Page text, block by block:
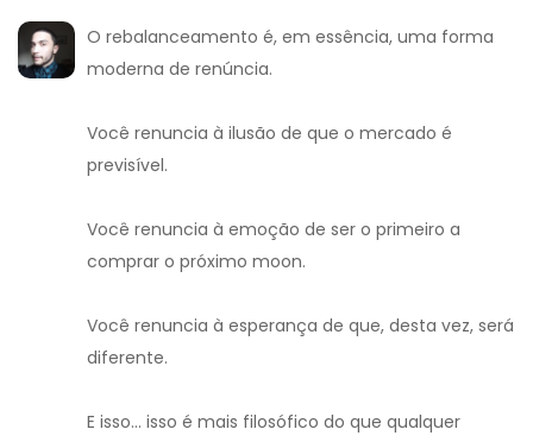
O rebalanceamento é, em essência, uma forma
moderna de renúncia.
Você renuncia à ilusão de que o mercado é
previsível.
Você renuncia à emoção de ser o primeiro a
comprar o próximo moon.
Você renuncia à esperança de que, desta vez, será
diferente.
E isso... isso é mais filosófico do que qualquer